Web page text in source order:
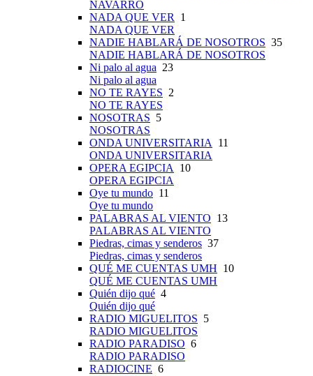
NAVARRO
NADA QUE VER
1
NADA QUE VER
NADIE HABLARÁ DE NOSOTROS 35
NADIE HABLARÁ DE NOSOTROS
Ni palo al agua 23
Ni palo al agua
NO TE RAYES 2
NO TE RAYES
NOSOTRAS 5
NOSOTRAS
ONDA UNIVERSITARIA
11
ONDA UNIVERSITARIA
OPERA EGIPCIA
10
OPERA EGIPCIA
Oye tu mundo 11
Oye tu mundo
PALABRAS AL VIENTO 13
PALABRAS AL VIENTO
Piedras, cimas y senderos 37
Piedras, cimas y senderos
QUÉ ME CUENTAS UMH 10
QUÉ ME CUENTAS UMH
Quién dijo qué 4
Quién dijo qué
RADIO MIGUELITOS 5
RADIO MIGUELITOS
RADIO PARADISO 6
RADIO PARADISO
RADIOCINE 6